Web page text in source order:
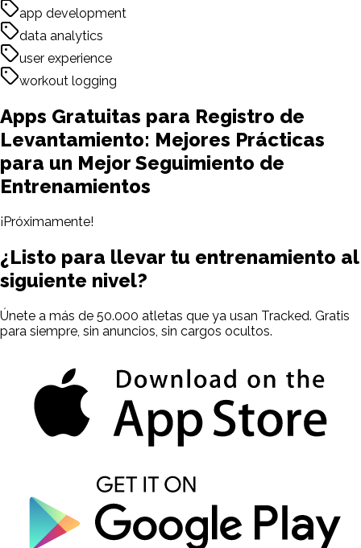
app development
data analytics
user experience
workout logging
Apps Gratuitas para Registro de
Levantamiento: Mejores Prácticas
para un Mejor Seguimiento de
Entrenamientos
¡Próximamente!
¿Listo para llevar tu entrenamiento al
siguiente nivel?
Únete a más de 50.000 atletas que ya usan Tracked. Gratis
para siempre, sin anuncios, sin cargos ocultos.